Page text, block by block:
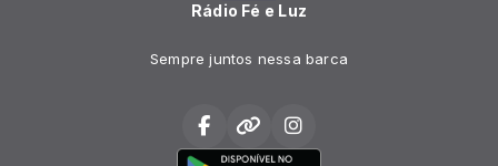
Rádio Fé e Luz
Sempre juntos nessa barca